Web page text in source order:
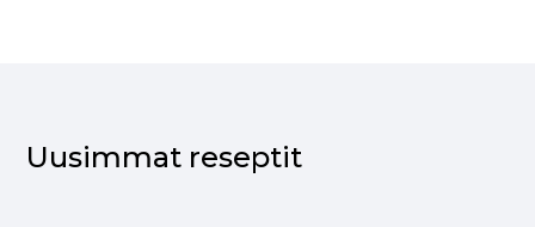
Uusimmat reseptit